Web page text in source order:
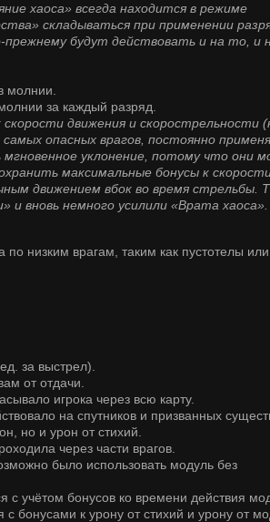
хаоса» всегда находится в режиме
складываться при применении
будут действовать и на то, и
молнии.
за каждый разряд.
движения и скорострельности
опасных врагов, постоянно
уклонение, потому что они
максимальные бонусы к
движением вбок во время стрельбы.
и вновь немного усилили «Врата хаоса».
низким врагам, таким как пустотелы или
за выстрел).
от отдачи.
игрока через всю карту.
на спутников и призванных
но и урон от стихий.
через части врагов.
было использовать модуль без
учётом бонусов ко времени действия
бонусами к урону от стихий и урону от